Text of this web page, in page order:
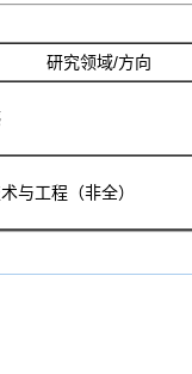
研究领域/方向
与工程（非全）